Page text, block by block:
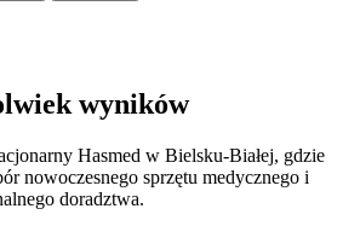
wyników
Hasmed w Bielsku-Białej, gdzie
nowoczesnego sprzętu medycznego i
doradztwa.